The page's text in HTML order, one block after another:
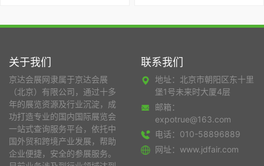
关于我们
京达会展网隶属于京达会展
（北京）有限公司，通过十多
年的展览资源及行业沉淀，成
功打造专业的国内国际展览会
一站式查询服务平台，依托中
国外贸和跨境产业发展，帮助
企业便捷，安全的参展服务。
联系我们
地址：北京市朝阳区东十里
堡1号未来时大厦4层
邮箱：
expotrue@163.com
电话：010-58896889
网址：www.jdfair.com